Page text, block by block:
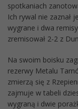
spotkaniach
Ich rywal nie zaznał
wygrane i dwa
zremisował 2-2 z
Na swoim boisku
rezerwy Metalu
zmierzą się z
zajmuje w tabeli
wygraną i dwie